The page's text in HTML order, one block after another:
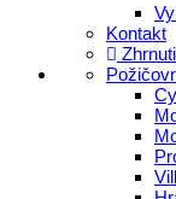
Kontakt